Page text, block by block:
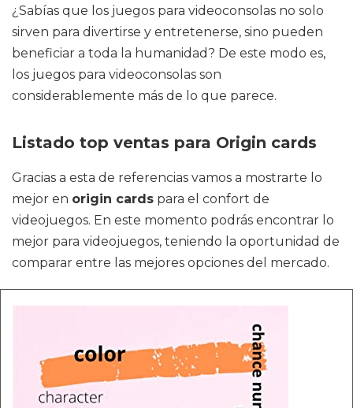
¿Sabías que los juegos para videoconsolas no solo
sirven para divertirse y entretenerse, sino pueden
beneficiar a toda la humanidad? De este modo es,
los juegos para videoconsolas son
considerablemente más de lo que parece.
Listado top ventas para Origin cards
Gracias a esta de referencias vamos a mostrarte lo
mejor en origin cards para el confort de
videojuegos. En este momento podrás encontrar lo
mejor para videojuegos, teniendo la oportunidad de
comparar entre las mejores opciones del mercado.